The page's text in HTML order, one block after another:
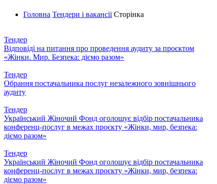
Головна Тендери і вакансіїСторінка
Тендер
Відповіді на питання про проведення аудиту за проєктом
«Жінки. Мир. Безпека: діємо разом»
Тендер
Обрання постачальника послуг незалежного зовнішнього
аудиту
Тендер
Український Жіночий Фонд оголошує відбір постачальника
конференц-послуг в межах проєкту «Жінки, мир, безпека:
діємо разом»
Тендер
Український Жіночий Фонд оголошує відбір постачальника
конференц-послуг в межах проєкту «Жінки, мир, безпека:
діємо разом»